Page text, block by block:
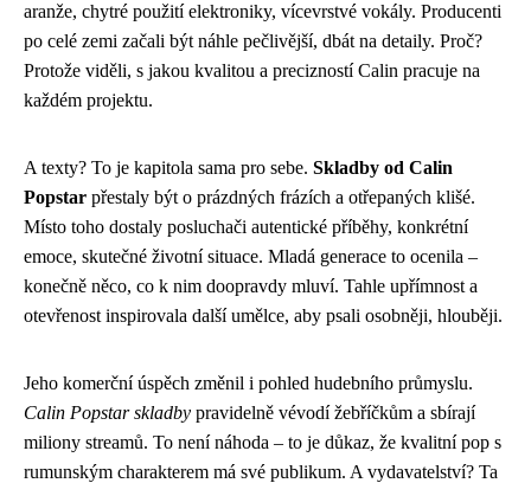
aranže, chytré použití elektroniky, vícevrstvé vokály. Producenti
po celé zemi začali být náhle pečlivější, dbát na detaily. Proč?
Protože viděli, s jakou kvalitou a precizností Calin pracuje na
každém projektu.
A texty? To je kapitola sama pro sebe. Skladby od Calin
Popstar přestaly být o prázdných frázích a otřepaných klišé.
Místo toho dostaly posluchači autentické příběhy, konkrétní
emoce, skutečné životní situace. Mladá generace to ocenila –
konečně něco, co k nim doopravdy mluví. Tahle upřímnost a
otevřenost inspirovala další umělce, aby psali osobněji, hlouběji.
Jeho komerční úspěch změnil i pohled hudebního průmyslu.
Calin Popstar skladby pravidelně vévodí žebříčkům a sbírají
miliony streamů. To není náhoda – to je důkaz, že kvalitní pop s
rumunským charakterem má své publikum. A vydavatelství? Ta